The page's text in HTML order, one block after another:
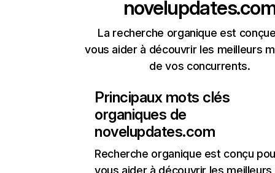
La recherche organique est
vous aider à découvrir les meilleurs
de vos concurrents.
Principaux mots clés
organiques de
novelupdates.com
Recherche organique est conçu
vous aider à découvrir les